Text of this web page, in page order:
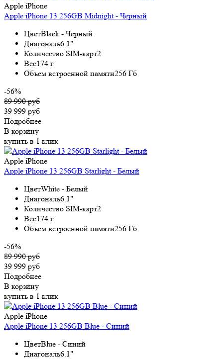
Apple iPhone
Apple iPhone 13 256GB Midnight - Черный
ЦветBlack - Черный
Диагональ6.1"
Количество SIM-карт2
Вес174 г
Объем встроенной памяти256 Гб
-56%
89 990 руб
39 999 руб
Подробнее
В корзину
купить в 1 клик
Apple iPhone
Apple iPhone 13 256GB Starlight - Белый
ЦветWhite - Белый
Диагональ6.1"
Количество SIM-карт2
Вес174 г
Объем встроенной памяти256 Гб
-56%
89 990 руб
39 999 руб
Подробнее
В корзину
купить в 1 клик
Apple iPhone
Apple iPhone 13 256GB Blue - Синий
ЦветBlue - Синий
Диагональ6.1"